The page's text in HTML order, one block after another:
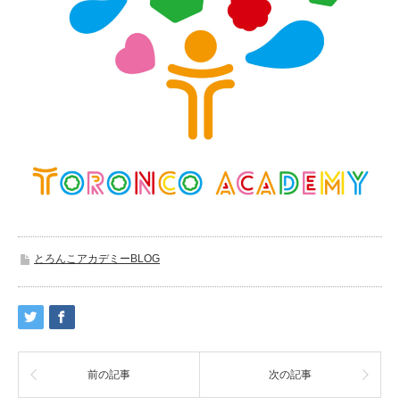
とろんこアカデミーBLOG
前の記事 次の記事